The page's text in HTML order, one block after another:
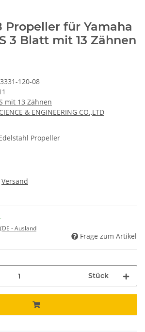
Propeller für Yamaha
3 Blatt mit 13 Zähnen
120-08
mit 13 Zähnen
& ENGINEERING CO.,LTD
Propeller
Versand
(DE - Ausland
Frage zum Artikel
Stück